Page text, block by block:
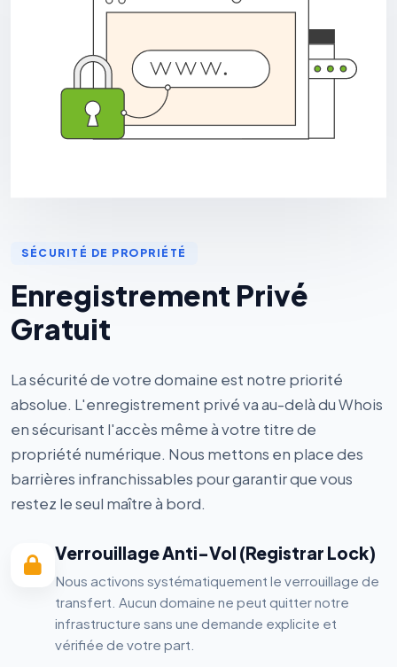
SÉCURITÉ DE PROPRIÉTÉ
Enregistrement Privé
Gratuit
La sécurité de votre domaine est notre priorité
absolue. L'enregistrement privé va au-delà du Whois
en sécurisant l'accès même à votre titre de
propriété numérique. Nous mettons en place des
barrières infranchissables pour garantir que vous
restez le seul maître à bord.
Verrouillage Anti-Vol (Registrar Lock)
Nous activons systématiquement le verrouillage de
transfert. Aucun domaine ne peut quitter notre
infrastructure sans une demande explicite et
vérifiée de votre part.